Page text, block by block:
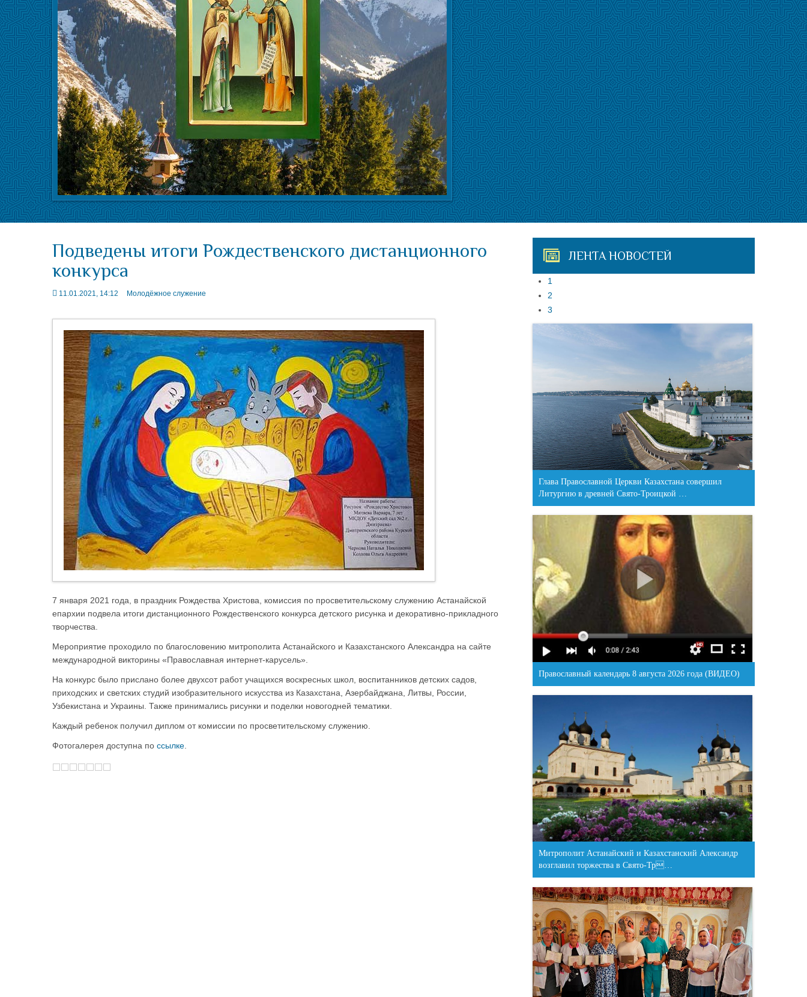
Подведены итоги Рождественского дистанционного
конкурса
11.01.2021, 14:12 Молодёжное служение
7 января 2021 года, в праздник Рождества Христова, комиссия по просветительскому служению Астанайской
епархии подвела итоги дистанционного Рождественского конкурса детского рисунка и декоративно-прикладного
творчества.
Мероприятие проходило по благословению митрополита Астанайского и Казахстанского Александра на сайте
международной викторины «Православная интернет-карусель».
На конкурс было прислано более двухсот работ учащихся воскресных школ, воспитанников детских садов,
приходских и светских студий изобразительного искусства из Казахстана, Азербайджана, Литвы, России,
Узбекистана и Украины. Также принимались рисунки и поделки новогодней тематики.
Каждый ребенок получил диплом от комиссии по просветительскому служению.
Фотогалерея доступна по ссылке
ЛЕНТА НОВОСТЕЙ
1
2
3
Глава Православной Церкви Казахстана совершил
Литургию в древней Свято-Троицкой …
Православный календарь 8 августа 2026 года (ВИДЕО)
Митрополит Астанайский и Казахстанский Александр
возглавил торжества в Свято-Тр…